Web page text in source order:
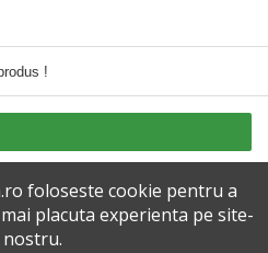
!
foloseste cookie pentru a
placuta experienta pe site-
nostru.